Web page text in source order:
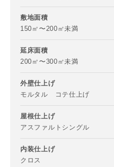
敷地面積
150㎡〜200㎡未満
延床面積
200㎡〜300㎡未満
外壁仕上げ
モルタル コテ仕上げ
屋根仕上げ
アスファルトシングル
内装仕上げ
クロス